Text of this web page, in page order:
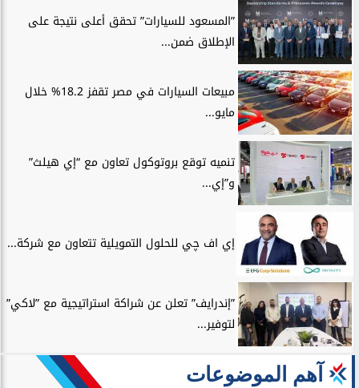
”المسعود للسيارات” تحقق أعلى نتيجة على
الإطلاق ضمن...
مبيعات السيارات في مصر تقفز 18.2% خلال
مايو...
تنميه توقع بروتوكول تعاون مع “إي هيلث”
و”إي...
إي اف چي للحلول التمويلية تتعاون مع شركة...
”إندرايف” تعلن عن شراكة استراتيجية مع ”لاكي”
لتوفير...
آهم الموضوعات